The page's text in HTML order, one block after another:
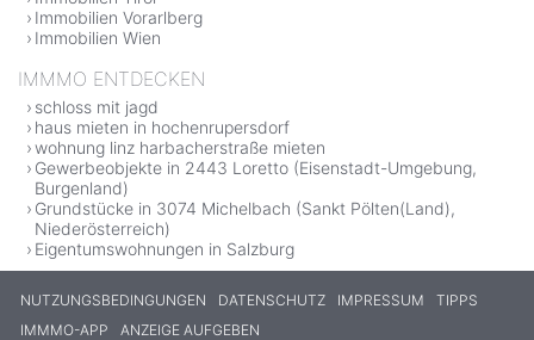
Immobilien Vorarlberg
Immobilien Wien
IMMMO ENTDECKEN
schloss mit jagd
haus mieten in hochenrupersdorf
wohnung linz harbacherstraße mieten
Gewerbeobjekte in 2443 Loretto (Eisenstadt-Umgebung,
Burgenland)
Grundstücke in 3074 Michelbach (Sankt Pölten(Land),
Niederösterreich)
Eigentumswohnungen in Salzburg
NUTZUNGSBEDINGUNGEN DATENSCHUTZ IMPRESSUM
TIPPS
IMMMO-APP
ANZEIGE AUFGEBEN